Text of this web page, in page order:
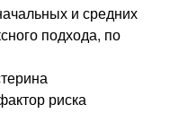
и средних
подхода, по
риска